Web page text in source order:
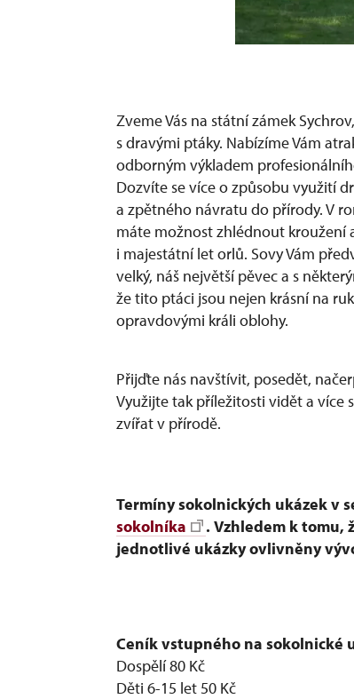
Zveme Vás na státní zámek
s dravými ptáky. Nabízíme Vám
odborným výkladem
Dozvíte se více o způsobu využití
a zpětného návratu do přírody. V
máte možnost zhlédnout kroužení
i majestátní let orlů. Sovy Vám
velký, náš největší pěvec a s
že tito ptáci jsou nejen krásní na
opravdovými králi oblohy.
Přijďte nás navštívit, posedět,
Využijte tak příležitosti vidět a více
zvířat v přírodě.
Termíny sokolnických ukázek v
sokolníka
. Vzhledem k tomu,
jednotlivé ukázky ovlivněny
Ceník vstupného na sokolnické
Dospělí 80 Kč
Děti 6-15 let 50 Kč